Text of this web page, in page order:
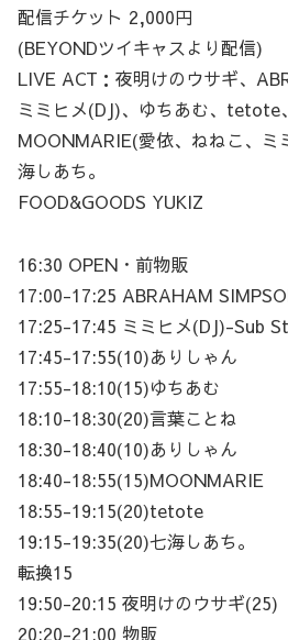
配信チケット 2,000円
(BEYONDツイキャスより配信)
LIVE ACT：夜明けのウサギ、
ミミヒメ(DJ)、ゆちあむ、tetote
MOONMARIE(愛依、ねねこ、ミ
海しあち。
FOOD&GOODS YUKIZ
16:30 OPEN・前物販
17:00-17:25 ABRAHAM
17:25-17:45 ミミヒメ(DJ)-Sub
17:45-17:55(10)ありしゃん
17:55-18:10(15)ゆちあむ
18:10-18:30(20)言葉ことね
18:30-18:40(10)ありしゃん
18:40-18:55(15)MOONMARIE
18:55-19:15(20)tetote
19:15-19:35(20)七海しあち。
転換15
19:50-20:15 夜明けのウサギ(25)
20:20-21:00 物販